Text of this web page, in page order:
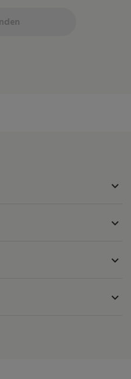
expand_more
expand_more
expand_more
expand_more